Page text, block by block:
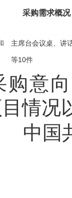
采购需求概况
主席台会议桌、讲
等10件
购意
情况
中国